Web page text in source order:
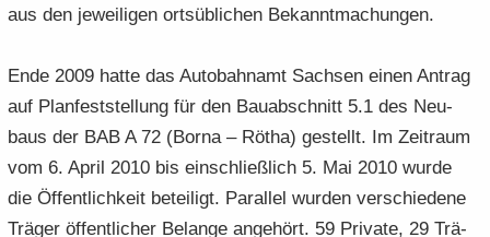
aus den je­wei­li­gen orts­üb­li­chen Be­kannt­ma­chun­gen.
Ende 2009 hatte das Au­to­bahn­amt Sach­sen einen An­trag
auf Plan­fest­stel­lung für den Bau­ab­schnitt 5.1 des Neu­
baus der BAB A 72 (Borna – Rötha) ge­stellt. Im Zeit­raum
vom 6. April 2010 bis ein­schließ­lich 5. Mai 2010 wurde
die Öf­fent­lich­keit be­tei­ligt. Par­al­lel wur­den ver­schie­de­ne
Trä­ger öf­fent­li­cher Be­lan­ge an­ge­hört. 59 Pri­va­te, 29 Trä­